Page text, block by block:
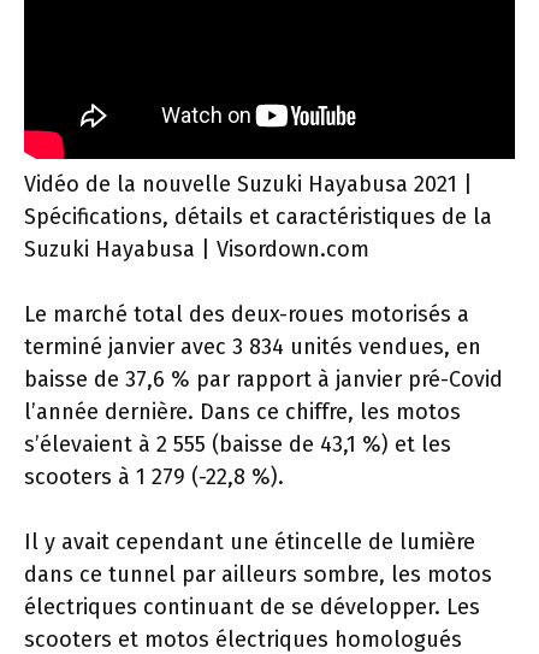
Vidéo de la nouvelle Suzuki Hayabusa 2021 |
Spécifications, détails et caractéristiques de la
Suzuki Hayabusa | Visordown.com
Le marché total des deux-roues motorisés a
terminé janvier avec 3 834 unités vendues, en
baisse de 37,6 % par rapport à janvier pré-Covid
l’année dernière. Dans ce chiffre, les motos
s’élevaient à 2 555 (baisse de 43,1 %) et les
scooters à 1 279 (-22,8 %).
Il y avait cependant une étincelle de lumière
dans ce tunnel par ailleurs sombre, les motos
électriques continuant de se développer. Les
scooters et motos électriques homologués